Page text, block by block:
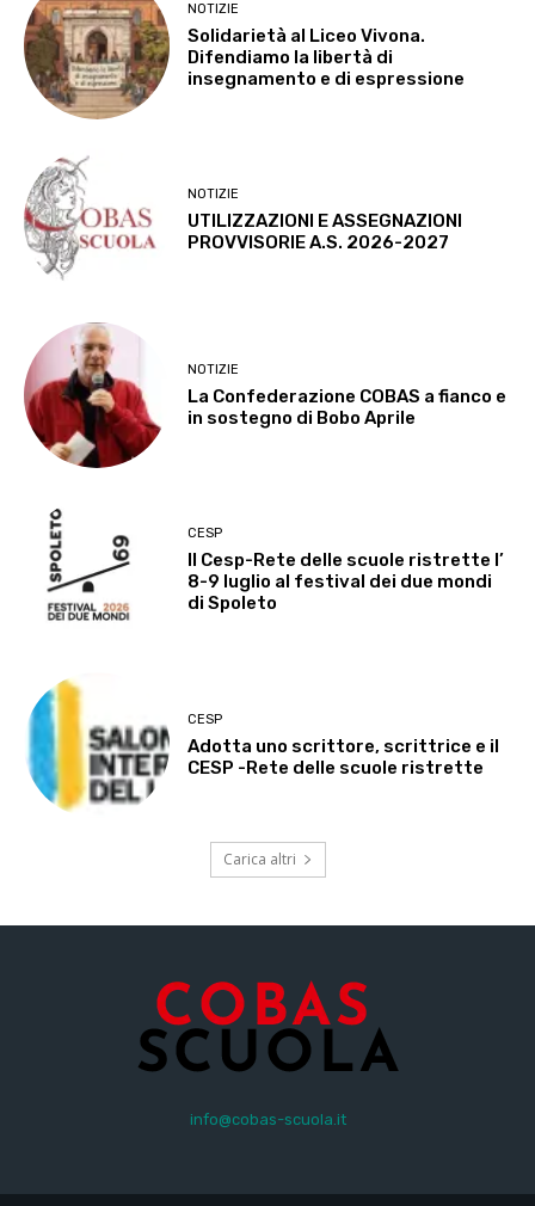
NOTIZIE
Solidarietà al Liceo Vivona.
Difendiamo la libertà di
insegnamento e di espressione
NOTIZIE
UTILIZZAZIONI E ASSEGNAZIONI
PROVVISORIE A.S. 2026-2027
NOTIZIE
La Confederazione COBAS a fianco e
in sostegno di Bobo Aprile
CESP
Il Cesp-Rete delle scuole ristrette l’
8-9 luglio al festival dei due mondi
di Spoleto
CESP
Adotta uno scrittore, scrittrice e il
CESP -Rete delle scuole ristrette
Carica altri
info@cobas-scuola.it